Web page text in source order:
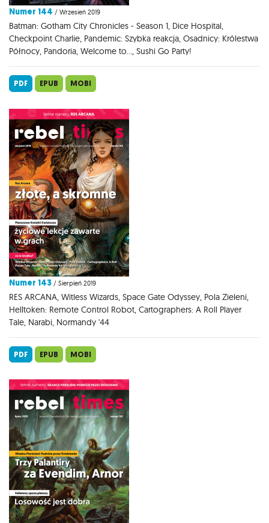
Numer 144 / Wrzesień 2019
Batman: Gotham City Chronicles - Season 1, Dice Hospital,
Checkpoint Charlie, Pandemic: Szybka reakcja, Osadnicy: Królestwa
Północy, Pandoria, Welcome to..., Sushi Go Party!
PDF EPUB MOBI
Numer 143 / Sierpień 2019
RES ARCANA, Witless Wizards, Space Gate Odyssey, Pola Zieleni,
Helltoken: Remote Control Robot, Cartographers: A Roll Player
Tale, Narabi, Normandy '44
PDF EPUB MOBI